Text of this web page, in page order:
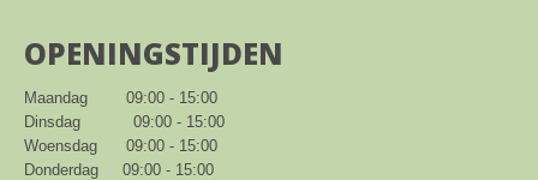
OPENINGSTIJDEN
Maandag        09:00 - 15:00
Dinsdag           09:00 - 15:00
Woensdag      09:00 - 15:00
Donderdag     09:00 - 15:00